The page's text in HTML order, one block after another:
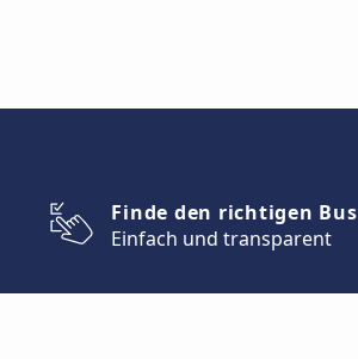
Finde den richtigen Bus
Einfach und transparent